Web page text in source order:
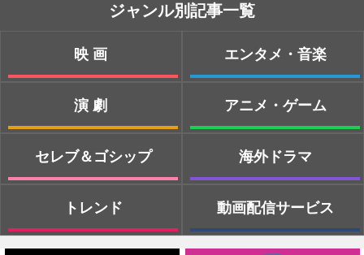
ジャンル別記事一覧
映画
演劇
セレブ＆ゴシップ
トレンド
エンタメ・音楽
アニメ・ゲーム
海外ドラマ
動画配信サービス